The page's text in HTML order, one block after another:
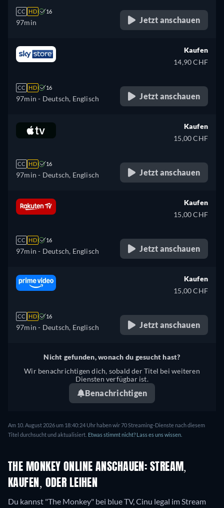
CC HD 16
97min Jetzt anschauen
CC HD 16
97min - Deutsch, Englisch
Kaufen
14,90 CHF
Jetzt anschauen
CC HD 16
97min - Deutsch, Englisch
Kaufen
15,00 CHF
Jetzt anschauen
CC HD 16
97min - Deutsch, Englisch
Kaufen
15,00 CHF
Jetzt anschauen
CC HD 16
97min - Deutsch, Englisch
Kaufen
15,00 CHF
Jetzt anschauen
Nicht gefunden, wonach du gesucht hast?
Wir benachrichtigen dich, sobald der Titel bei weiteren
Diensten verfügbar ist.
Benachrichtigen
Am 10. August 2026 um 18:40:24 Uhr haben wir 70 Streaming-Dienste nach diesem
Titel durchsucht und aktualisiert. Etwas stimmt nicht? Lass es uns wissen.
THE MONKEY ONLINE ANSCHAUEN: STREAM,
KAUFEN, ODER LEIHEN
Du kannst "The Monkey" bei blue TV, Cinu legal im Stream